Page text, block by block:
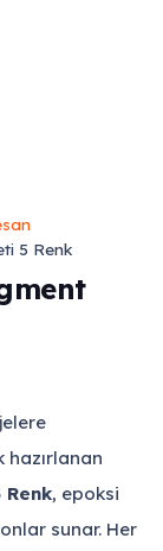
5 Renk
, epoksi
sunar. Her